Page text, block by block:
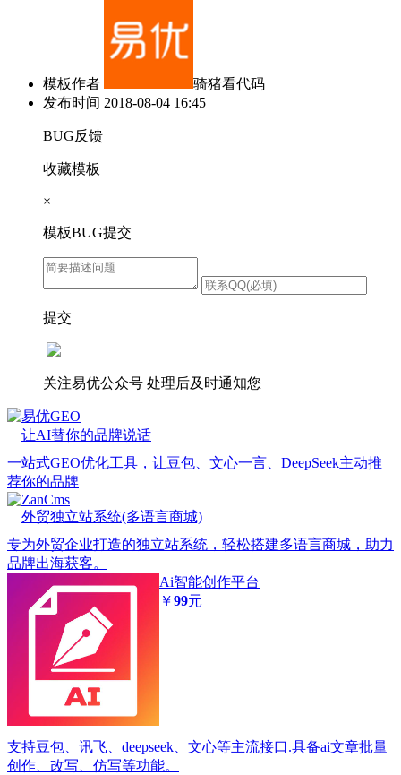
模板作者
骑猪看代码
发布时间 2018-08-04 16:45
BUG反馈
收藏模板
×
模板BUG提交
提交
关注易优公众号 处理后及时通知您
易优GEO
让AI替你的品牌说话
一站式GEO优化工具，让豆包、文心一言、DeepSeek主动推
荐你的品牌
ZanCms
外贸独立站系统(多语言商城)
专为外贸企业打造的独立站系统，轻松搭建多语言商城，助力
品牌出海获客。
Ai智能创作平台
￥99元
支持豆包、讯飞、deepseek、文心等主流接口.具备ai文章批量
创作、改写、仿写等功能。